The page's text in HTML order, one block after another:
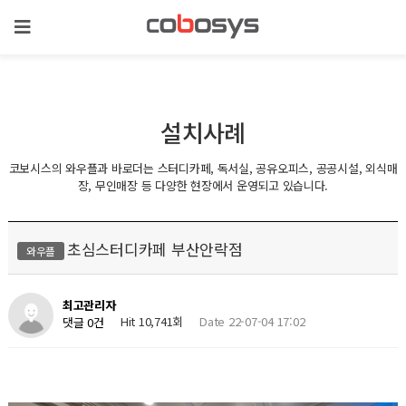
설치사례
코보시스의 와우플과 바로더는 스터디카페, 독서실, 공유오피스, 공공시설, 외식매
장, 무인매장 등 다양한 현장에서 운영되고 있습니다.
와우플 초심스터디카페 부산안락점
최고관리자
댓글 0건
Hit 10,741회 Date 22-07-04 17:02